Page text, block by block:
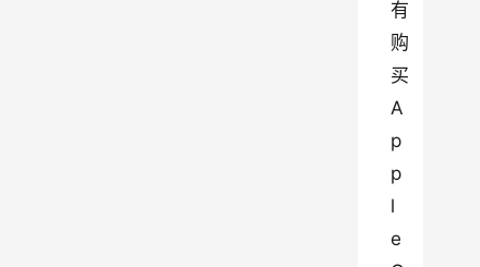
有
购
买
A
p
p
l
e